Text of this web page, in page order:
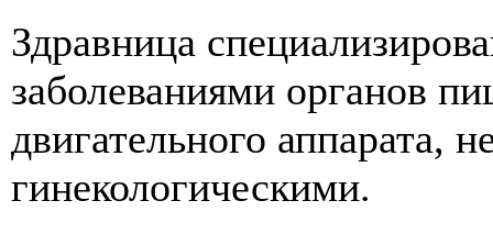
Здравница
заболеваниями органов
двигательного аппарата,
гинекологическими.